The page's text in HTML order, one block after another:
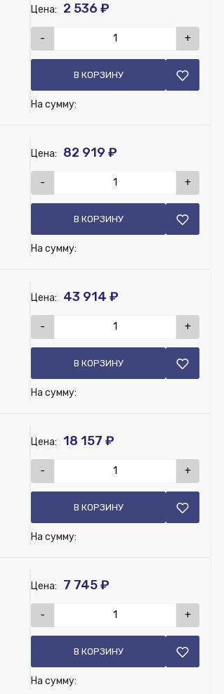
Цена: 2 536 ₽
- +
В КОРЗИНУ
На сумму:
Цена: 82 919 ₽
- +
В КОРЗИНУ
На сумму:
Цена: 43 914 ₽
- +
В КОРЗИНУ
На сумму:
Цена: 18 157 ₽
- +
В КОРЗИНУ
На сумму:
Цена: 7 745 ₽
- +
В КОРЗИНУ
На сумму: